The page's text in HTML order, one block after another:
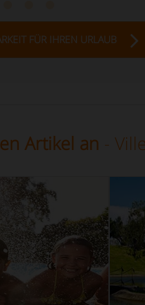
FÜR IHREN URLAUB
Artikel an -